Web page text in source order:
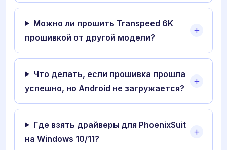
Можно ли прошить Transpeed 6K
прошивкой от другой модели?
Что делать, если прошивка прошла
успешно, но Android не загружается?
Где взять драйверы для PhoenixSuit
на Windows 10/11?